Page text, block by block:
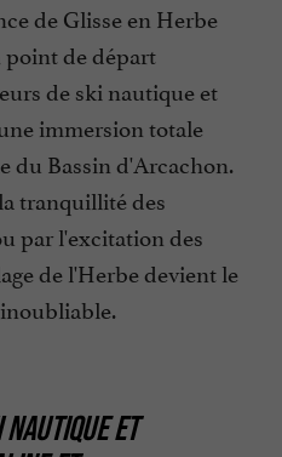
de Glisse en Herbe
point de départ
de ski nautique et
immersion totale
du Bassin d'Arcachon.
tranquillité des
par l'excitation des
de l'Herbe devient le
ET